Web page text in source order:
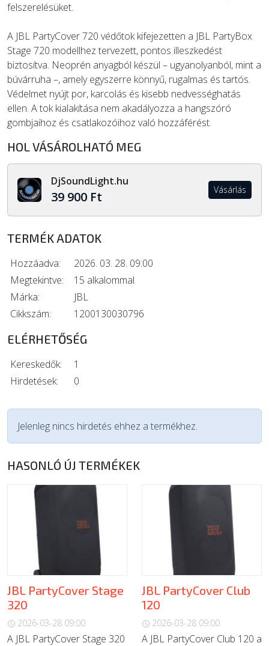
felszerelésüket.
A JBL PartyCover 720 védőtok kifejezetten a JBL PartyBox
Stage 720 modellhez tervezett, pontos illeszkedést
biztosítva. Neoprén anyagból készül – ugyanolyanból, mint a
búvárruha –, amely egyszerre könnyű, rugalmas és tartós.
Védelmet nyújt por, karcolás és kisebb nedvességhatás
ellen. A tok kialakítása nem akadályozza a hangszóró
gombjaihoz és csatlakozóihoz való hozzáférést.
HOL VÁSÁROLHATÓ MEG
DjSoundLight.hu
39 900 Ft Vásárlás
TERMÉK ADATOK
Hozzáadva:
2026. 03. 28. 09:00
Megtekintve:
15 alkalommal
Márka:
JBL
Cikkszám:
1200130030796
ELÉRHETŐSÉG
Kereskedők:
1
Hirdetések:
0
Jelenleg nincs hirdetés ehhez a termékhez.
HASONLÓ ÚJ TERMÉKEK
JBL PartyCover Stage
320
2026-03-28 09:00
A JBL PartyCover Stage 320
JBL PartyCover Club
120
2026-03-28 09:00
A JBL PartyCover Club 120 a